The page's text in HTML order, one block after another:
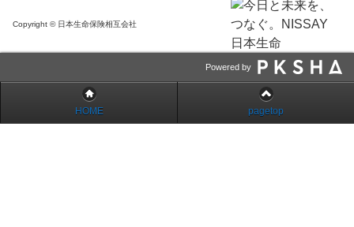
Copyright © 日本生命保険相互会社
Powered by
HOME pagetop